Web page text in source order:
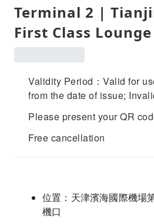
Terminal 2 |
First Class
Validity Period：Valid for
from the date of issue;
Please present your QR
Free cancellation
位置：天津濱海國際機場
機口